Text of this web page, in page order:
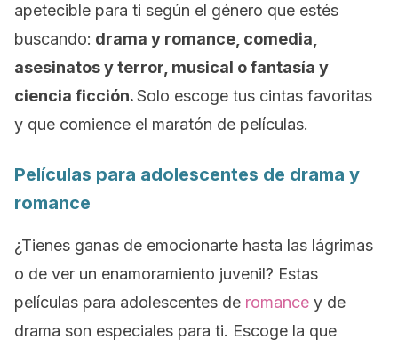
apetecible para ti según el género que estés
buscando: drama y romance, comedia,
asesinatos y terror, musical o fantasía y
ciencia ficción.Solo escoge tus cintas favoritas
y que comience el maratón de películas.
Películas para adolescentes de drama y
romance
¿Tienes ganas de emocionarte hasta las lágrimas
o de ver un enamoramiento juvenil? Estas
películas para adolescentes de romance y de
drama son especiales para ti. Escoge la que